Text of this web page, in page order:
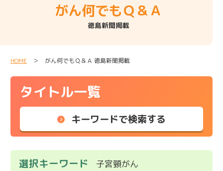
がん何でもＱ＆Ａ
徳島新聞掲載
HOME ＞ がん何でもＱ＆Ａ 徳島新聞掲載
タイトル一覧
キーワードで検索する
選択キーワード 子宮頸がん